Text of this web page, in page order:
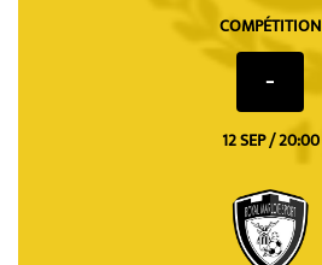
COMPÉTITION
-
12 SEP / 20:00